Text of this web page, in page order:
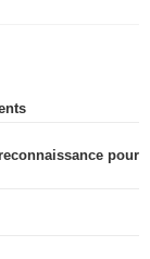
pour